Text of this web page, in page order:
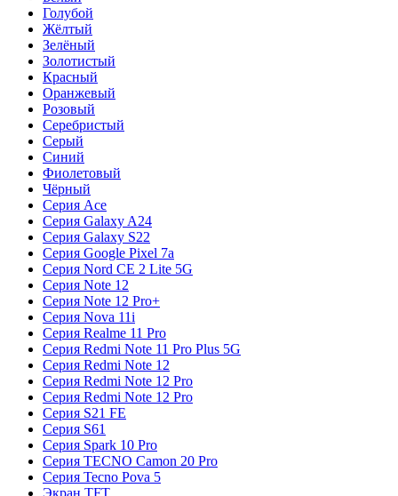
Голубой
Жёлтый
Зелёный
Золотистый
Красный
Оранжевый
Розовый
Серебристый
Серый
Синий
Фиолетовый
Чёрный
Серия Ace
Серия Galaxy A24
Серия Galaxy S22
Серия Google Pixel 7a
Серия Nord CE 2 Lite 5G
Серия Note 12
Серия Note 12 Pro+
Серия Nova 11i
Серия Realme 11 Pro
Серия Redmi Note 11 Pro Plus 5G
Серия Redmi Note 12
Серия Redmi Note 12 Pro
Серия Redmi Note 12 Pro
Серия S21 FE
Серия S61
Серия Spark 10 Pro
Серия TECNO Camon 20 Pro
Серия Tecno Pova 5
Экран TFT